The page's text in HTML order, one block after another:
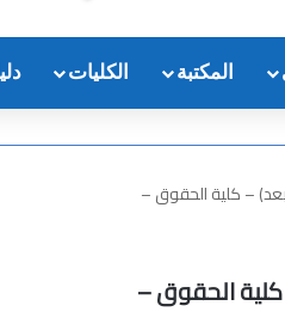
المكتبة الكليات
– كلية الحقوق –
الحقوق –